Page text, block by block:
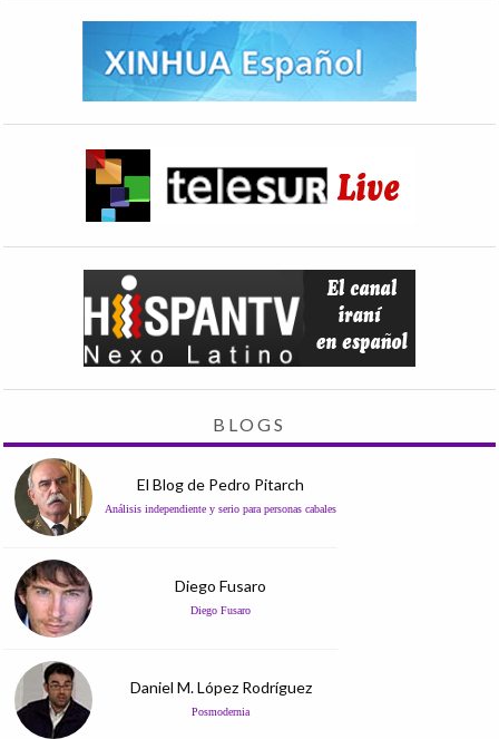
BLOGS
El Blog de Pedro Pitarch
Análisis independiente y serio para personas cabales
Diego Fusaro
Diego Fusaro
Daniel M. López Rodríguez
Posmodernia